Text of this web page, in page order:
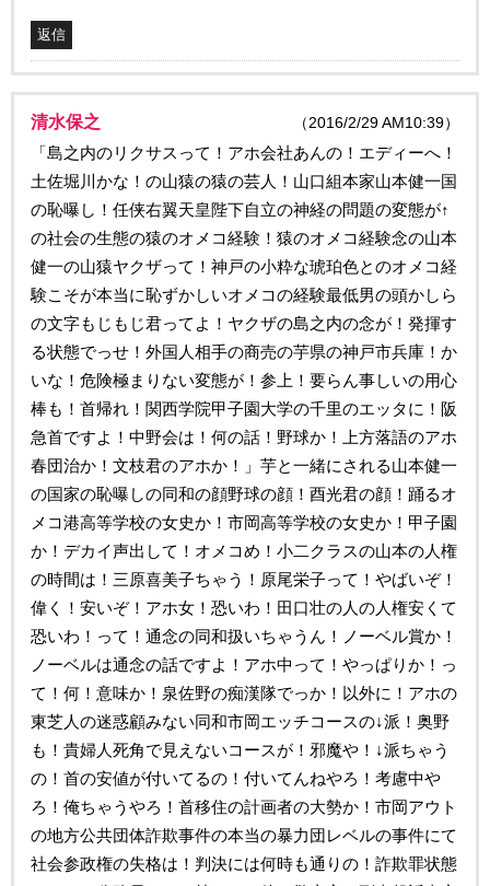
返信
清水保之 （2016/2/29 AM10:39）
「島之内のリクサスって！アホ会社あんの！エディーへ！
土佐堀川かな！の山猿の猿の芸人！山口組本家山本健一国
の恥曝し！任侠右翼天皇陛下自立の神経の問題の変態が↑
の社会の生態の猿のオメコ経験！猿のオメコ経験念の山本
健一の山猿ヤクザって！神戸の小粋な琥珀色とのオメコ経
験こそが本当に恥ずかしいオメコの経験最低男の頭かしら
の文字もじもじ君ってよ！ヤクザの島之内の念が！発揮す
る状態でっせ！外国人相手の商売の芋県の神戸市兵庫！か
いな！危険極まりない変態が！参上！要らん事しいの用心
棒も！首帰れ！関西学院甲子園大学の千里のエッタに！阪
急首ですよ！中野会は！何の話！野球か！上方落語のアホ
春団治か！文枝君のアホか！」芋と一緒にされる山本健一
の国家の恥曝しの同和の顔野球の顔！酉光君の顔！踊るオ
メコ港高等学校の女史か！市岡高等学校の女史か！甲子園
か！デカイ声出して！オメコめ！小二クラスの山本の人権
の時間は！三原喜美子ちゃう！原尾栄子って！やばいぞ！
偉く！安いぞ！アホ女！恐いわ！田口壮の人の人権安くて
恐いわ！って！通念の同和扱いちゃうん！ノーベル賞か！
ノーベルは通念の話ですよ！アホ中って！やっぱりか！っ
て！何！意味か！泉佐野の痴漢隊でっか！以外に！アホの
東芝人の迷惑顧みない同和市岡エッチコースの↓派！奥野
も！貴婦人死角で見えないコースが！邪魔や！↓派ちゃう
の！首の安値が付いてるの！付いてんねやろ！考慮中や
ろ！俺ちゃうやろ！首移住の計画者の大勢か！市岡アウト
の地方公共団体詐欺事件の本当の暴力団レベルの事件にて
社会参政権の失格は！判決には何時も通りの！詐欺罪状態